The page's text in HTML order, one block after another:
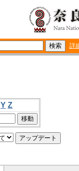
詳
Y Z